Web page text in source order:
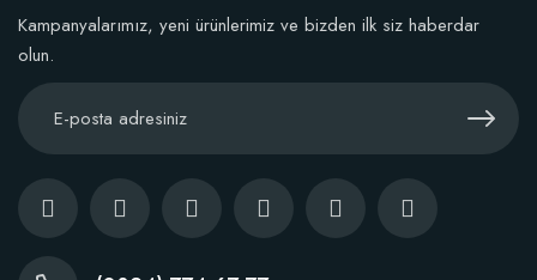
Kampanyalarımız, yeni ürünlerimiz ve bizden ilk siz haberdar
olun.